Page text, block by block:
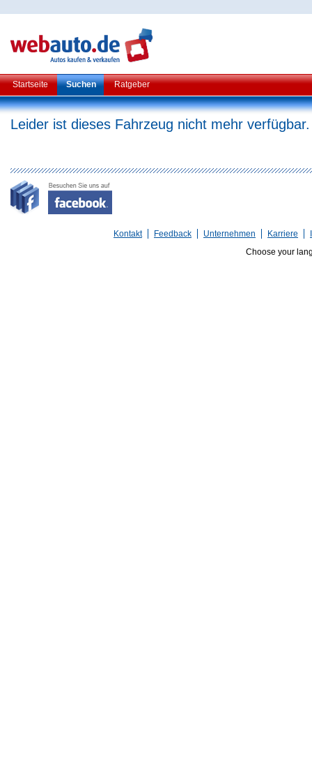
Startseite Suchen Ratgeber
Leider ist dieses Fahrzeug nicht mehr verfügbar.
Kontakt Feedback Unternehmen Karriere
Choose your